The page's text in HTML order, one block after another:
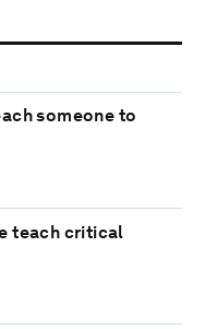
someone to
teach critical